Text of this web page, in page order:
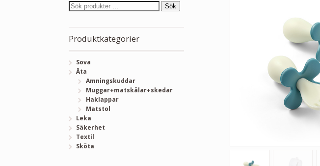
Sök
Produktkategorier
Sova
Äta
Amningskuddar
Muggar+matskålar+skedar
Haklappar
Matstol
Leka
Säkerhet
Textil
Sköta